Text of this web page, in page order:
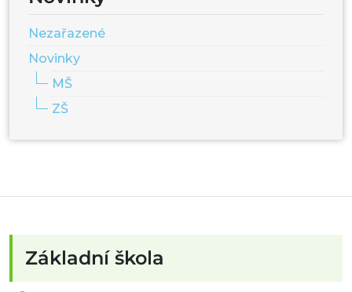
Nezařazené
Novinky
MŠ
ZŠ
Základní škola